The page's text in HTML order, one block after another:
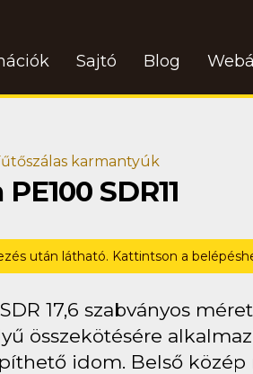
Sajtó Blog
karmantyúk
SDR11
után látható. Kattintson a
SDR 17,6 szabványos
összekötésére
idom. Belső